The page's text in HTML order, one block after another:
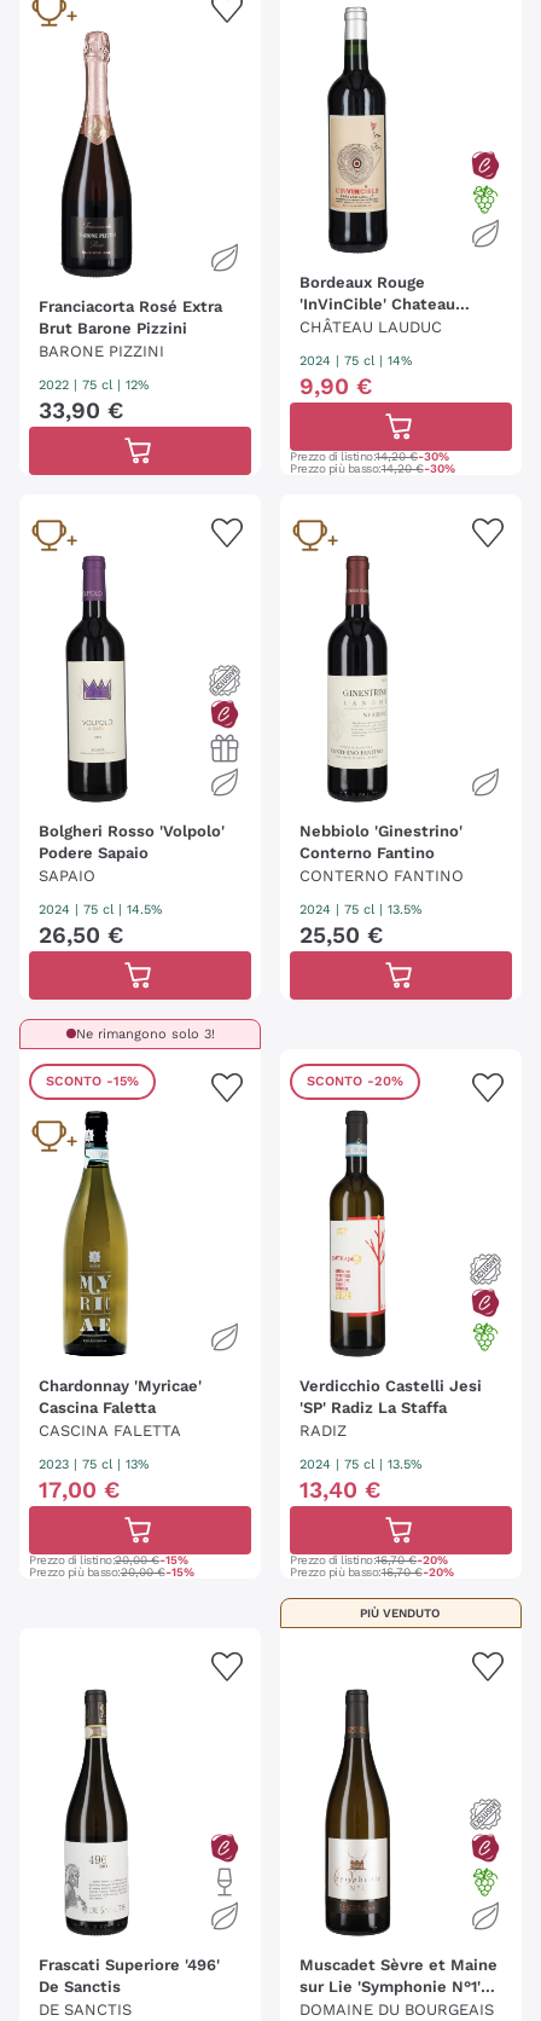
Franciacorta Rosé Extra
Brut Barone Pizzini
BARONE PIZZINI
2022 | 75 cl | 12%
33,90 €
Bordeaux Rouge
'InVinCible' Chateau
Lauduc
CHÂTEAU LAUDUC
2024 | 75 cl | 14%
9,90 €
Prezzo di listino:14,20 €-30%
Prezzo più basso:14,20 €-30%
Bolgheri Rosso 'Volpolo'
Podere Sapaio
SAPAIO
2024 | 75 cl | 14.5%
26,50 €
Nebbiolo 'Ginestrino'
Conterno Fantino
CONTERNO FANTINO
2024 | 75 cl | 13.5%
25,50 €
Ne rimangono solo 3!
SCONTO -15%
Chardonnay 'Myricae'
Cascina Faletta
CASCINA FALETTA
2023 75 cl | 13%
17,00 €
Prezzo di listino:20,00 €-15%
Prezzo più basso:20,00 €-15%
SCONTO -20%
Verdicchio Castelli Jesi
'SP' Radiz La Staffa
RADIZ
2024 75 cl | 13.5%
13,40 €
Prezzo di listino:16,70 €-20%
Prezzo più basso:16,70 €-20%
Frascati Superiore '496'
De Sanctis
DE SANCTIS
PIÙ VENDUTO
Muscadet Sèvre et Maine
sur Lie 'Symphonie N°1'
Domaine du Bourgeais
DOMAINE DU BOURGEAIS